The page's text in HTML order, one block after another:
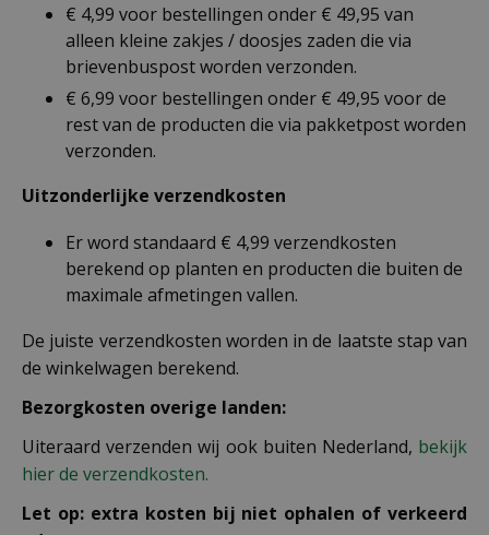
€ 4,99 voor bestellingen onder € 49,95 van
alleen kleine zakjes / doosjes zaden die via
brievenbuspost worden verzonden.
€ 6,99 voor bestellingen onder € 49,95 voor de
rest van de producten die via pakketpost worden
verzonden.
Uitzonderlijke verzendkosten
Er word standaard € 4,99 verzendkosten
berekend op planten en producten die buiten de
maximale afmetingen vallen.
De juiste verzendkosten worden in de laatste stap van
de winkelwagen berekend.
Bezorgkosten overige landen:
Uiteraard verzenden wij ook buiten Nederland, bekijk
hier de verzendkosten.
Let op: extra kosten bij niet ophalen of verkeerd